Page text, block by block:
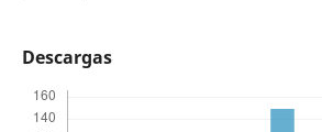
Descargas